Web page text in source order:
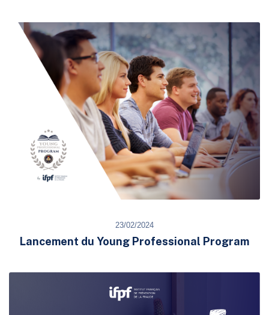
23/02/2024
Lancement du Young Professional Program